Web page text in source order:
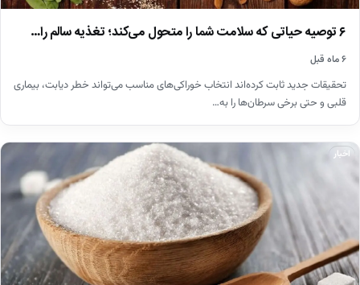
۶ توصیه حیاتی که سلامت شما را متحول می‌کند؛ تغذیه سالم را…
۶ ماه قبل
تحقیقات جدید ثابت کرده‌اند انتخاب خوراکی‌های مناسب می‌تواند خطر دیابت، بیماری
قلبی و حتی برخی سرطان‌ها را به…
اخبار